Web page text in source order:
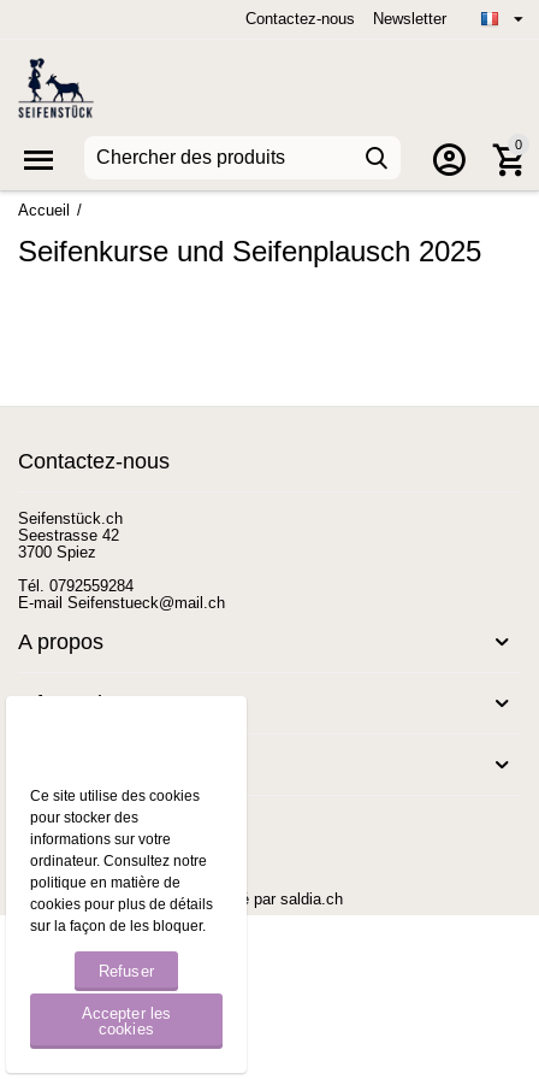
Contactez-nous Newsletter
0
Accueil /
Seifenkurse und Seifenplausch 2025
Contactez-nous
Seifenstück.ch
Seestrasse 42
3700 Spiez
Tél.0792559284
E-mailSeifenstueck@mail.ch
A propos
Informations
© 2026 Seifenstück.ch. Propulsé parsaldia.ch
Ce site utilise des cookies
pour stocker des
informations sur votre
ordinateur. Consultez notre
politique en matière de
cookies pour plus de détails
sur la façon de les bloquer.
Refuser
Accepter les
cookies